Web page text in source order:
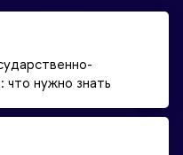
что нужно знать